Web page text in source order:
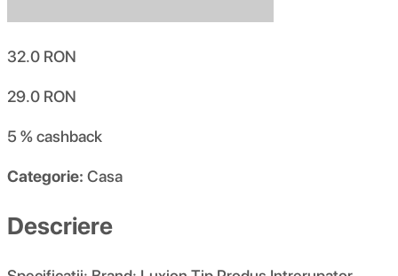
32.0 RON
29.0 RON
5 %cashback
Categorie: Casa
Descriere